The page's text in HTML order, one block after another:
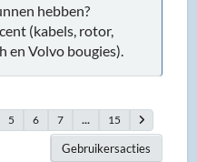
hebben?
(kabels, rotor,
en Volvo bougies).
5 6 7 ... 15
Gebruikersacties